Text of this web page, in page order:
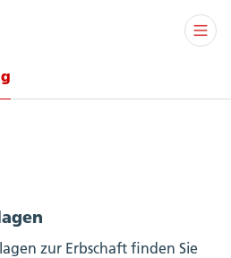
zur Erbschaft finden Sie